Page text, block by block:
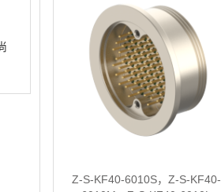
Z-S-KF40-6010S，Z-S-KF40-